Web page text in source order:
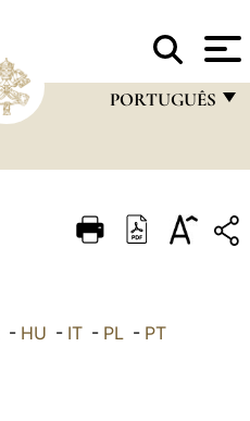
PORTUGUÊS
ITALIANO
- HU - IT- PL- PT